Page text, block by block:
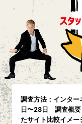
調査方法：インタ
日〜28日 調査概要
たサイト比較イメ